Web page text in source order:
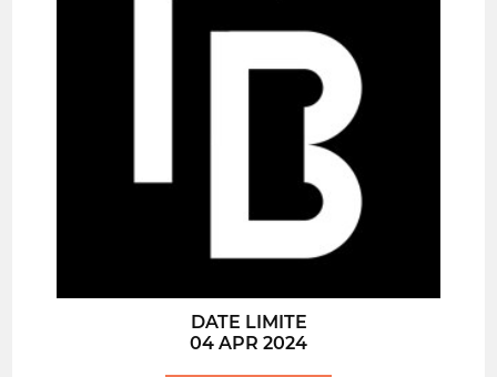
DATE LIMITE
04 APR 2024